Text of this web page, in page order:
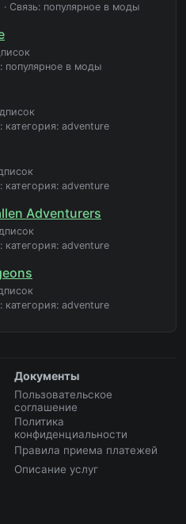
· Связь: популярное в моды
популярное в моды
категория: adventure
категория: adventure
Adventurers
категория: adventure
категория: adventure
Документы
Пользовательское
соглашение
Политика
конфиденциальности
Правила приема платежей
Описание услуг